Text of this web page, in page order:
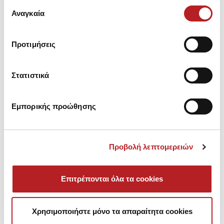
των υπηρεσιών τους.
συγκατάθεσης
Αναγκαία
Προτιμήσεις
Στατιστικά
Εμπορικής προώθησης
Προβολή λεπτομερειών
Επιτρέπονται όλα τα cookies
Χρησιμοποιήστε μόνο τα απαραίτητα cookies